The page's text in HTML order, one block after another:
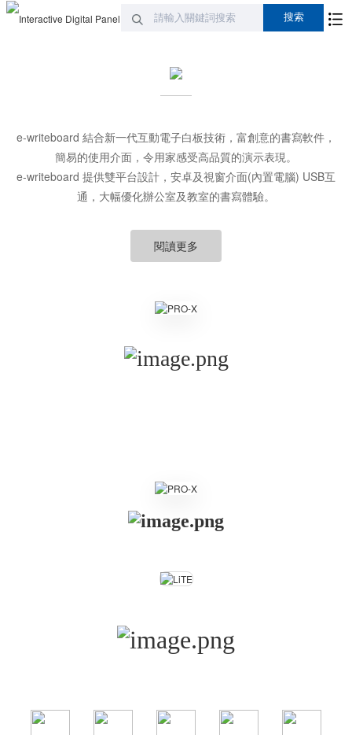
e-writeboard 結合新一代互動電子白板技術，富創意的書寫軟件，
簡易的使用介面，令用家感受高品質的演示表現。
e-writeboard 提供雙平台設計，安卓及視窗介面(內置電腦) USB互
通，大幅優化辦公室及教室的書寫體驗。
閱讀更多